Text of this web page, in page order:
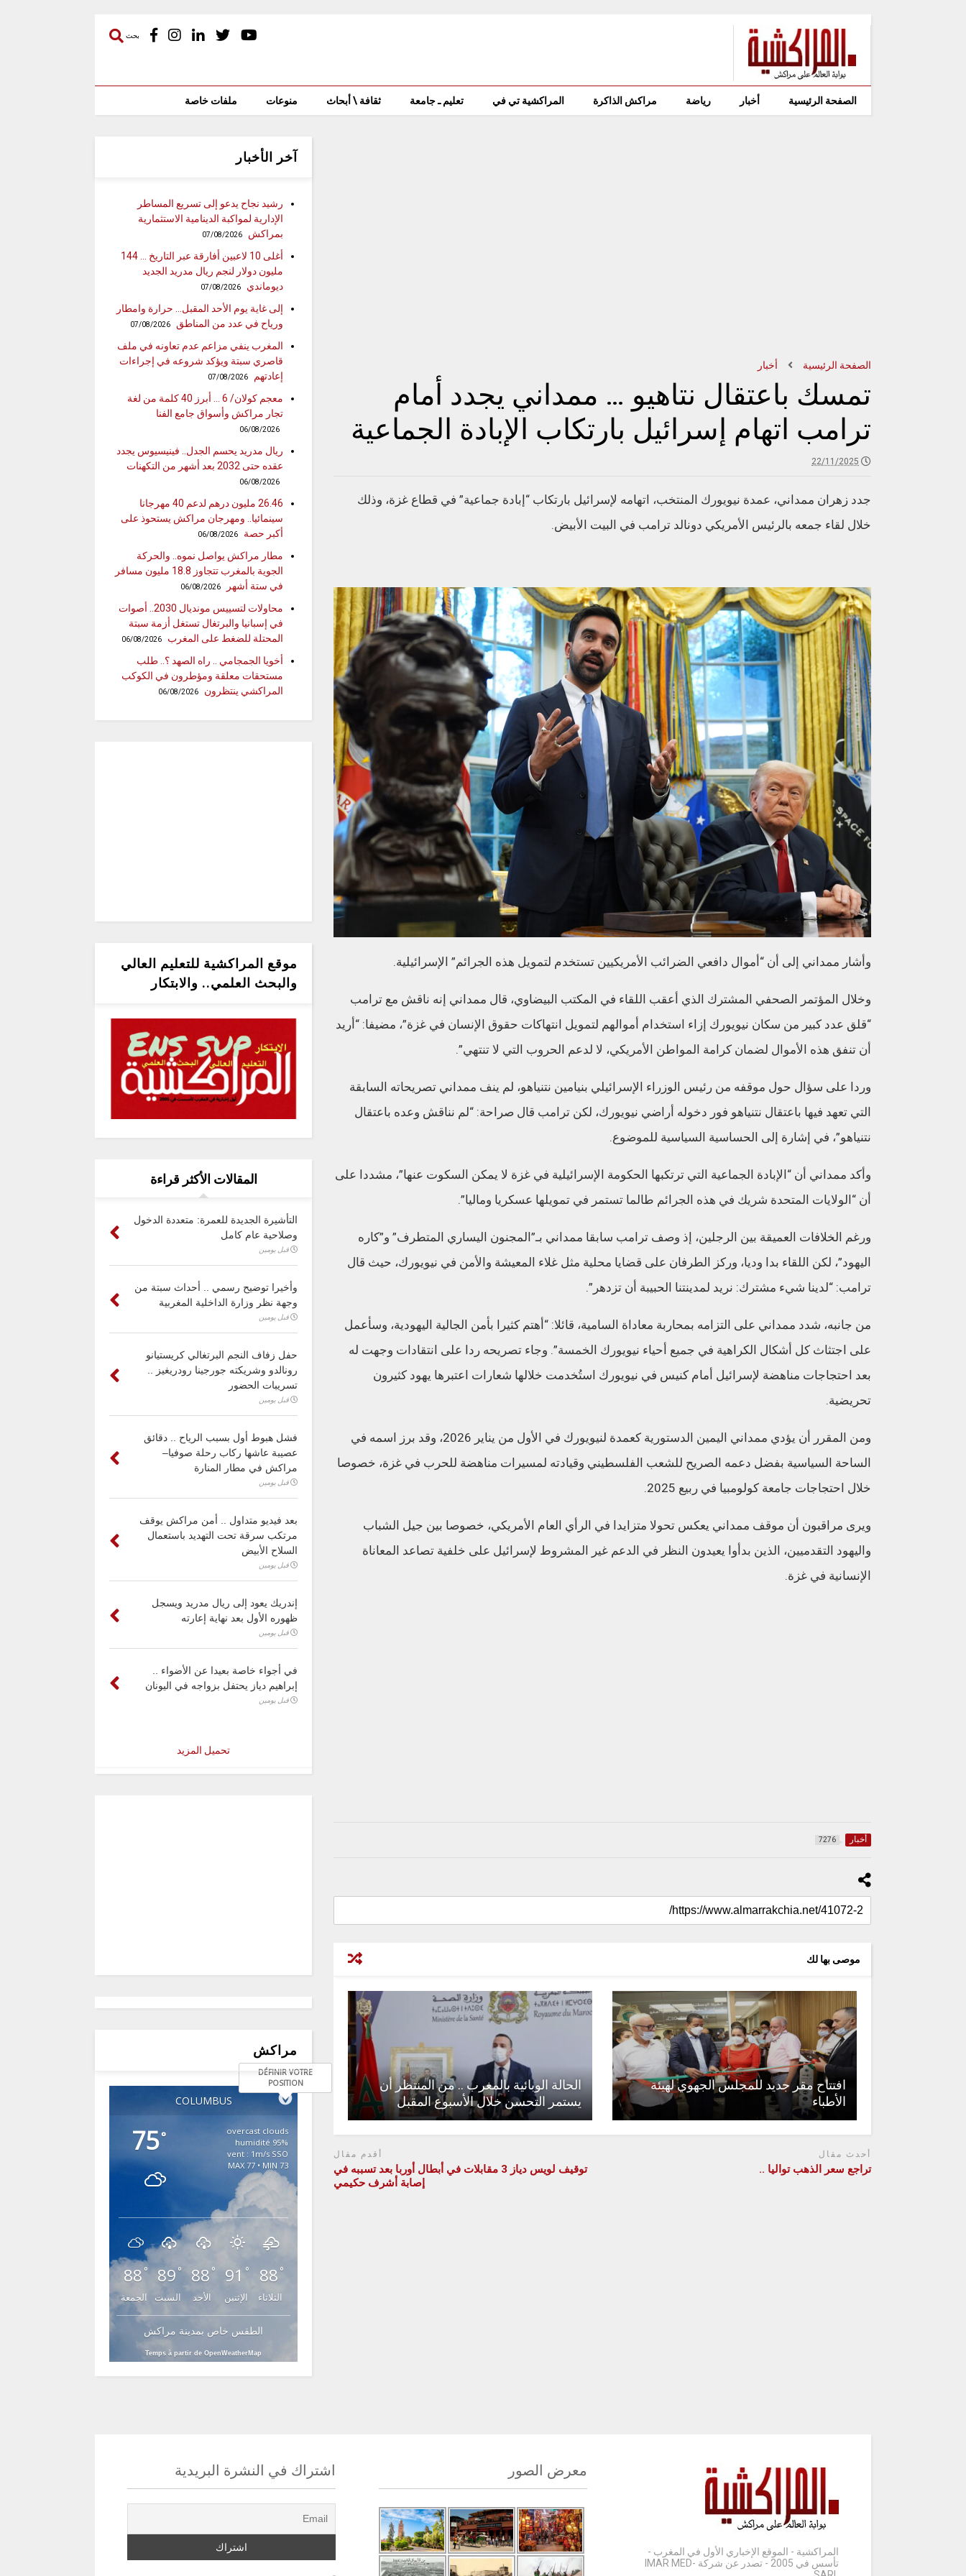
بحث
الصفحة الرئيسية أخبار رياضة مراكش الذاكرة المراكشية تي في تعليم ـ جامعة ثقافة \ أبحاث منوعات ملفات خاصة
الصفحة الرئيسية أخبار
تمسك باعتقال نتاهيو … ممداني يجدد أمام
ترامب اتهام إسرائيل بارتكاب الإبادة الجماعية
22/11/2025
جدد زهران ممداني، عمدة نيويورك المنتخب، اتهامه لإسرائيل بارتكاب “إبادة جماعية” في قطاع غزة، وذلك
خلال لقاء جمعه بالرئيس الأمريكي دونالد ترامب في البيت الأبيض.
وأشار ممداني إلى أن “أموال دافعي الضرائب الأمريكيين تستخدم لتمويل هذه الجرائم” الإسرائيلية.
وخلال المؤتمر الصحفي المشترك الذي أعقب اللقاء في المكتب البيضاوي، قال ممداني إنه ناقش مع ترامب
“قلق عدد كبير من سكان نيويورك إزاء استخدام أموالهم لتمويل انتهاكات حقوق الإنسان في غزة”، مضيفا: “أريد
أن تنفق هذه الأموال لضمان كرامة المواطن الأمريكي، لا لدعم الحروب التي لا تنتهي”.
وردا على سؤال حول موقفه من رئيس الوزراء الإسرائيلي بنيامين نتنياهو، لم ينف ممداني تصريحاته السابقة
التي تعهد فيها باعتقال نتنياهو فور دخوله أراضي نيويورك، لكن ترامب قال صراحة: “لم نناقش وعده باعتقال
نتنياهو”، في إشارة إلى الحساسية السياسية للموضوع.
وأكد ممداني أن “الإبادة الجماعية التي ترتكبها الحكومة الإسرائيلية في غزة لا يمكن السكوت عنها”، مشددا على
أن “الولايات المتحدة شريك في هذه الجرائم طالما تستمر في تمويلها عسكريا وماليا”.
ورغم الخلافات العميقة بين الرجلين، إذ وصف ترامب سابقا ممداني بـ”المجنون اليساري المتطرف” و”كاره
اليهود”، لكن اللقاء بدا وديا، وركز الطرفان على قضايا محلية مثل غلاء المعيشة والأمن في نيويورك، حيث قال
ترامب: “لدينا شيء مشترك: نريد لمدينتنا الحبيبة أن تزدهر”.
من جانبه، شدد ممداني على التزامه بمحاربة معاداة السامية، قائلا: “أهتم كثيرا بأمن الجالية اليهودية، وسأعمل
على اجتثاث كل أشكال الكراهية في جميع أحياء نيويورك الخمسة”. وجاء تصريحه ردا على انتقادات وجهت له
بعد احتجاجات مناهضة لإسرائيل أمام كنيس في نيويورك استُخدمت خلالها شعارات اعتبرها يهود كثيرون
تحريضية.
ومن المقرر أن يؤدي ممداني اليمين الدستورية كعمدة لنيويورك في الأول من يناير 2026، وقد برز اسمه في
الساحة السياسية بفضل دعمه الصريح للشعب الفلسطيني وقيادته لمسيرات مناهضة للحرب في غزة، خصوصا
خلال احتجاجات جامعة كولومبيا في ربيع 2025.
ويرى مراقبون أن موقف ممداني يعكس تحولا متزايدا في الرأي العام الأمريكي، خصوصا بين جيل الشباب
واليهود التقدميين، الذين بدأوا يعيدون النظر في الدعم غير المشروط لإسرائيل على خلفية تصاعد المعاناة
الإنسانية في غزة.
أخبار 7276
موصى بها لك
افتتاح مقر جديد للمجلس الجهوي لهيئة
الأطباء
الحالة الوبائية بالمغرب .. من المنتظر أن
يستمر التحسن خلال الأسبوع المقبل
أحدث مقال
تراجع سعر الذهب تواليا ..
أقدم مقال
توقيف لويس دياز 3 مقابلات في أبطال أوربا بعد تسببه في
إصابة أشرف حكيمي
آخر الأخبار
رشيد نجاح يدعو إلى تسريع المساطر
الإدارية لمواكبة الدينامية الاستثمارية
بمراكش
07/08/2026
أغلى 10 لاعبين أفارقة عبر التاريخ … 144
مليون دولار لنجم ريال مدريد الجديد
ديوماندي
07/08/2026
إلى غاية يوم الأحد المقبل… حرارة وامطار
ورياح في عدد من المناطق
07/08/2026
المغرب ينفي مزاعم عدم تعاونه في ملف
قاصري سبتة ويؤكد شروعه في إجراءات
إعادتهم
07/08/2026
معجم كولان/ 6 … أبرز 40 كلمة من لغة
تجار مراكش وأسواق جامع الفنا
06/08/2026
ريال مدريد يحسم الجدل.. فينيسيوس يجدد
عقده حتى 2032 بعد أشهر من التكهنات
06/08/2026
26.46 مليون درهم لدعم 40 مهرجانا
سينمائيا.. ومهرجان مراكش يستحوذ على
أكبر حصة
06/08/2026
مطار مراكش يواصل نموه.. والحركة
الجوية بالمغرب تتجاوز 18.8 مليون مسافر
في ستة أشهر
06/08/2026
محاولات لتسييس مونديال 2030.. أصوات
في إسبانيا والبرتغال تستغل أزمة سبتة
المحتلة للضغط على المغرب
06/08/2026
أخويا الجمجامي .. راه الصهد ؟.. طلب
مستحقات معلقة ومؤطرون في الكوكب
المراكشي ينتظرون
06/08/2026
موقع المراكشية للتعليم العالي
والبحث العلمي.. والابتكار
المقالات الأكثر قراءة
التأشيرة الجديدة للعمرة: متعددة الدخول
وصلاحية عام كامل
قبل يومين
وأخيرا توضيح رسمي .. أحداث سبتة من
وجهة نظر وزارة الداخلية المغربية
قبل يومين
حفل زفاف النجم البرتغالي كريستيانو
رونالدو وشريكته جورجينا رودريغيز ..
تسريبات الحضور
قبل يومين
فشل هبوط أول بسبب الرياح .. دقائق
عصيبة عاشها ركاب رحلة صوفيا–
مراكش في مطار المنارة
قبل يومين
بعد فيديو متداول .. أمن مراكش يوقف
مرتكب سرقة تحت التهديد باستعمال
السلاح الأبيض
قبل يومين
إندريك يعود إلى ريال مدريد ويسجل
ظهوره الأول بعد نهاية إعارته
قبل يومين
في أجواء خاصة بعيدا عن الأضواء ..
إبراهيم دياز يحتفل بزواجه في اليونان
قبل يومين
تحميل المزيد
مراكش
COLUMBUS
DÉFINIR VOTRE
POSITION
75°
overcast clouds
95% humidité
vent : 1m/s SSO
MAX 77 • MIN 73
88 °
الجمعة
89 °
السبت
88 °
الأحد
91 °
الإثنين
88 °
الثلاثاء
الطقس خاص بمدينة مراكش
Temps à partir de OpenWeatherMap
المراكشية - الموقع الإخباري الأول في المغرب -
تأسس في 2005 - تصدر عن شركة IMAR MED-
معرض الصور اشتراك في النشرة البريدية